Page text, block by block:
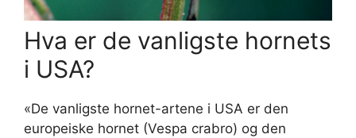
Hva er de vanligste hornets
i USA?
«De vanligste hornet-artene i USA er den
europeiske hornet (Vespa crabro) og den